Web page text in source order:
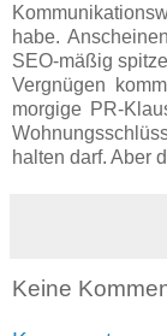
habe.
SEO-mäßig
Vergnügen
morgige PR-
halten darf. Aber
Keine